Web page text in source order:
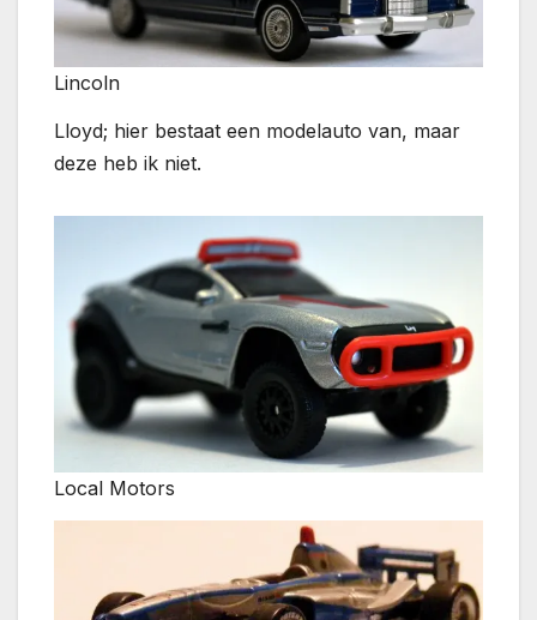
Lincoln
Lloyd; hier bestaat een modelauto van, maar
deze heb ik niet.
Local Motors